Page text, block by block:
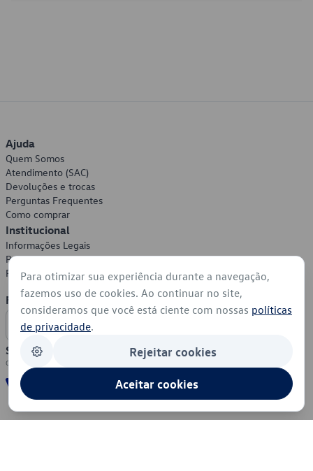
Ajuda
Quem Somos
Atendimento (SAC)
Devoluções e trocas
Perguntas Frequentes
Como comprar
Institucional
Informações Legais
Política de Privacidade
Política de Cookies
Formas de Pagamento
Segurança
Para otimizar sua experiência durante a navegação,
fazemos uso de cookies. Ao continuar no site,
consideramos que você está ciente com nossas políticas
de privacidade.
Rejeitar cookies
Aceitar cookies